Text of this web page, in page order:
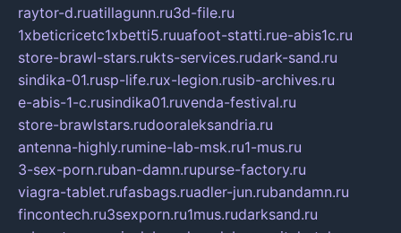
raytor-d.ruatillagunn.ru3d-file.ru
1xbeticricetc1xbetti5.ruuafoot-statti.rue-abis1c.ru
store-brawl-stars.rukts-services.rudark-sand.ru
sindika-01.rusp-life.rux-legion.rusib-archives.ru
e-abis-1-c.rusindika01.ruvenda-festival.ru
store-brawlstars.rudooraleksandria.ru
antenna-highly.rumine-lab-msk.ru1-mus.ru
3-sex-porn.ruban-damn.rupurse-factory.ru
viagra-tablet.rufasbags.ruadler-jun.rubandamn.ru
fincontech.ru3sexporn.ru1mus.rudarksand.ru